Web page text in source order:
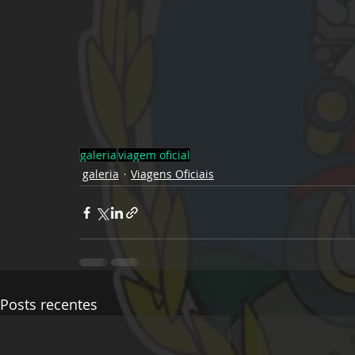
galeriaviagem oficial
galeria
Viagens Oficiais
Posts recentes